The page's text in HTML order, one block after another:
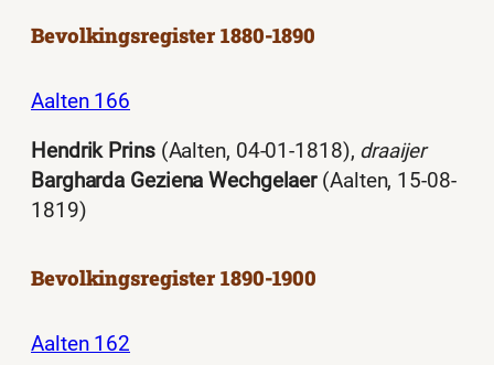
Bevolkingsregister 1880-1890
Aalten 166
Hendrik Prins(Aalten, 04-01-1818), draaijer
Bargharda Geziena Wechgelaer(Aalten, 15-08-
1819)
Bevolkingsregister 1890-1900
Aalten 162